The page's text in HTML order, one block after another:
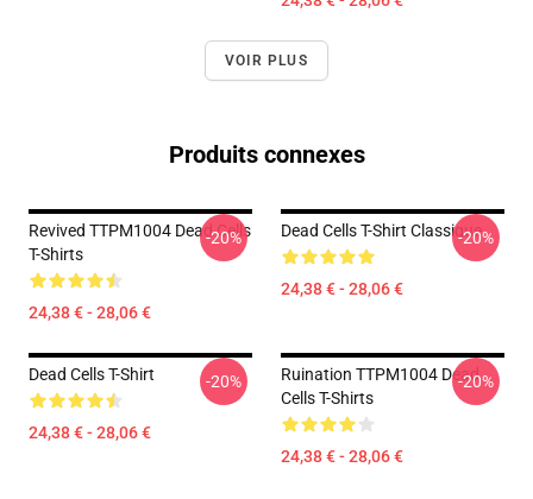
VOIR PLUS
Produits connexes
Revived TTPM1004 Dead Cells
T-Shirts
24,38 € - 28,06 €
-20% Dead Cells T-Shirt Classique
24,38 € - 28,06 €
-20%
Dead Cells T-Shirt
24,38 € - 28,06 €
-20%
Ruination TTPM1004 Dead
Cells T-Shirts
24,38 € - 28,06 €
-20%